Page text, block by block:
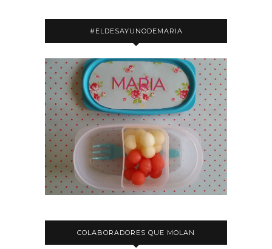
#ELDESAYUNODEMARIA
COLABORADORES QUE MOLAN